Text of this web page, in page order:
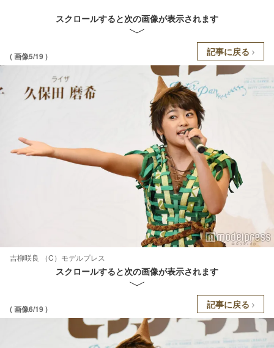
スクロールすると次の画像が表示されます
( 画像5/19 ) 記事に戻る
吉柳咲良 （C）モデルプレス
スクロールすると次の画像が表示されます
( 画像6/19 ) 記事に戻る